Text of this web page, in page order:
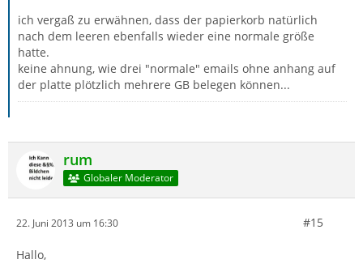
ich vergaß zu erwähnen, dass der papierkorb natürlich
nach dem leeren ebenfalls wieder eine normale größe
hatte.
keine ahnung, wie drei "normale" emails ohne anhang auf
der platte plötzlich mehrere GB belegen können...
rum
Globaler Moderator
22. Juni 2013 um 16:30 #15
Hallo,